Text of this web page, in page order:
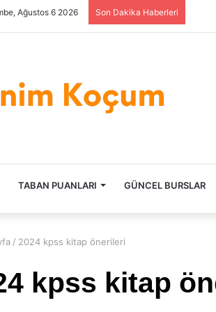
Ağustos 6 2026 Son Dakika Haberleri
TABAN PUANLARI GÜNCEL BURSLAR
/ 2024 kpss kitap önerileri
kpss kitap